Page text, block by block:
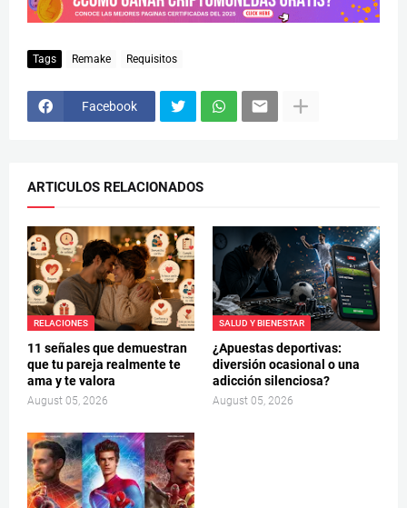
Tags Remake Requisitos
Facebook
ARTICULOS RELACIONADOS
RELACIONES
11 señales que demuestran
que tu pareja realmente te
ama y te valora
August 05, 2026
SALUD Y BIENESTAR
¿Apuestas deportivas:
diversión ocasional o una
adicción silenciosa?
August 05, 2026